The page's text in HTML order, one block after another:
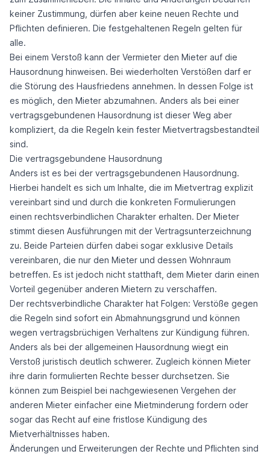
keiner Zustimmung, dürfen aber keine neuen Rechte und
Pflichten definieren. Die festgehaltenen Regeln gelten für
alle.
Bei einem Verstoß kann der Vermieter den Mieter auf die
Hausordnung hinweisen. Bei wiederholten Verstößen darf er
die Störung des Hausfriedens annehmen. In dessen Folge ist
es möglich, den Mieter abzumahnen. Anders als bei einer
vertragsgebundenen Hausordnung ist dieser Weg aber
kompliziert, da die Regeln kein fester Mietvertragsbestandteil
sind.
Die vertragsgebundene Hausordnung
Anders ist es bei der vertragsgebundenen Hausordnung.
Hierbei handelt es sich um Inhalte, die im Mietvertrag explizit
vereinbart sind und durch die konkreten Formulierungen
einen rechtsverbindlichen Charakter erhalten. Der Mieter
stimmt diesen Ausführungen mit der Vertragsunterzeichnung
zu. Beide Parteien dürfen dabei sogar exklusive Details
vereinbaren, die nur den Mieter und dessen Wohnraum
betreffen. Es ist jedoch nicht statthaft, dem Mieter darin einen
Vorteil gegenüber anderen Mietern zu verschaffen.
Der rechtsverbindliche Charakter hat Folgen: Verstöße gegen
die Regeln sind sofort ein Abmahnungsgrund und können
wegen vertragsbrüchigen Verhaltens zur Kündigung führen.
Anders als bei der allgemeinen Hausordnung wiegt ein
Verstoß juristisch deutlich schwerer. Zugleich können Mieter
ihre darin formulierten Rechte besser durchsetzen. Sie
können zum Beispiel bei nachgewiesenen Vergehen der
anderen Mieter einfacher eine Mietminderung fordern oder
sogar das Recht auf eine fristlose Kündigung des
Mietverhältnisses haben.
Änderungen und Erweiterungen der Rechte und Pflichten sind